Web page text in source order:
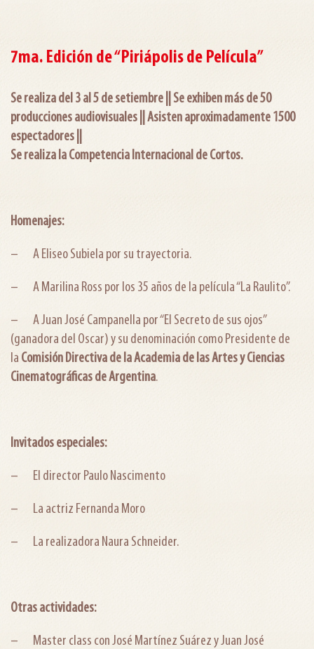
7ma. Edición de “Piriápolis de Película”
Se realiza del 3 al 5 de setiembre || Se exhiben más de 50
producciones audiovisuales || Asisten aproximadamente 1500
espectadores ||
Se realiza la Competencia Internacional de Cortos.
Homenajes:
– A Eliseo Subiela por su trayectoria.
– A Marilina Ross por los 35 años de la película “La Raulito”.
– A Juan José Campanella por “El Secreto de sus ojos”
(ganadora del Oscar) y su denominación como Presidente de
la Comisión Directiva de la Academia de las Artes y Ciencias
Cinematográficas de Argentina.
Invitados especiales:
– El director Paulo Nascimento
– La actriz Fernanda Moro
– La realizadora Naura Schneider.
Otras actividades:
– Master class con José Martínez Suárez y Juan José